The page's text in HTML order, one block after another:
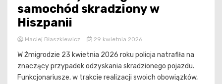
samochód skradziony w
Hiszpanii
Maciej Błaszkiewicz 29 kwietnia 2026
W Żmigrodzie 23 kwietnia 2026 roku policja natrafiła na
znaczący przypadek odzyskania skradzionego pojazdu.
Funkcjonariusze, w trakcie realizacji swoich obowiązków,